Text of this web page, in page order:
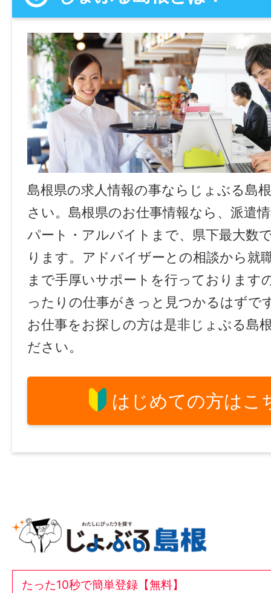
島根県の求人情報の事ならじょぶる島
さい。島根県のお仕事情報なら、派遣
パート・アルバイトまで、県下最大数
ります。アドバイザーとの相談から就
まで手厚いサポートを行っております
ったりの仕事がきっと見つかるはずで
お仕事をお探しの方は是非じょぶる島
ださい。
はじめての方はこ
たった10秒で簡単登録【無料】